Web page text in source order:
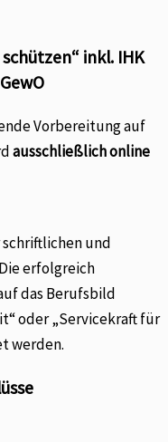
inkl. IHK
Vorbereitung auf
ausschließlich online
und
erfolgreich
das Berufsbild
oder „Servicekraft für
werden.